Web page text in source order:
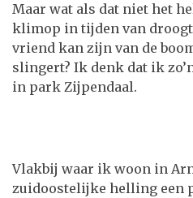
Maar wat als dat niet het
klimop in tijden van
vriend kan zijn van de
slingert? Ik denk dat ik
in park Zijpendaal.
Vlakbij waar ik woon in
zuidoostelijke helling een